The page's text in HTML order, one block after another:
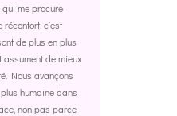
qui me procure
c’est
de plus en plus
assument de mieux
Nous avançons
humaine dans
non pas parce